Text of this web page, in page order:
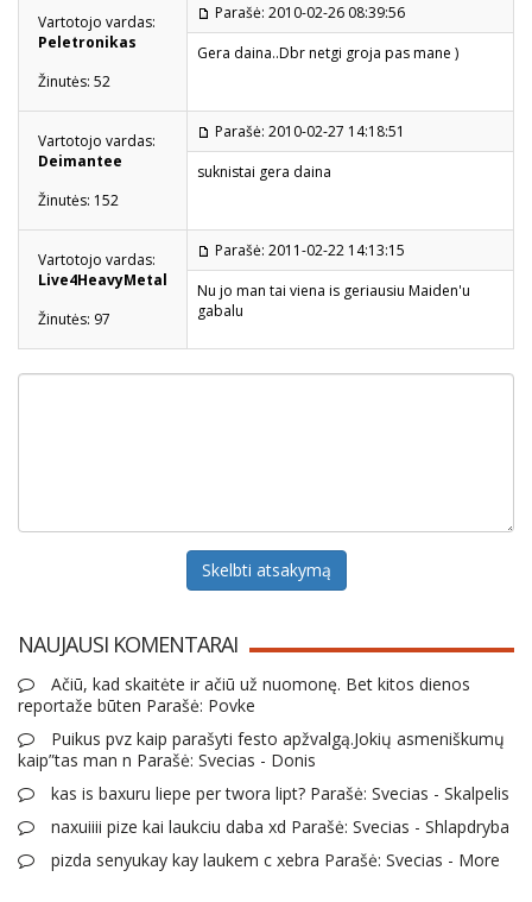
Vartotojo vardas:
Peletronikas
Žinutės: 52
Parašė: 2010-02-26 08:39:56
Gera daina..Dbr netgi groja pas mane )
Vartotojo vardas:
Deimantee
Žinutės: 152
Parašė: 2010-02-27 14:18:51
suknistai gera daina
Vartotojo vardas:
Live4HeavyMetal
Žinutės: 97
Parašė: 2011-02-22 14:13:15
Nu jo man tai viena is geriausiu Maiden'u
gabalu
Skelbti atsakymą
NAUJAUSI KOMENTARAI
Ačiū, kad skaitėte ir ačiū už nuomonę. Bet kitos dienos
reportaže būten Parašė: Povke
Puikus pvz kaip parašyti festo apžvalgą.Jokių asmeniškumų
kaip”tas man n Parašė: Svecias - Donis
kas is baxuru liepe per twora lipt? Parašė: Svecias - Skalpelis
naxuiiii pize kai laukciu daba xd Parašė: Svecias - Shlapdryba
pizda senyukay kay laukem c xebra Parašė: Svecias - More